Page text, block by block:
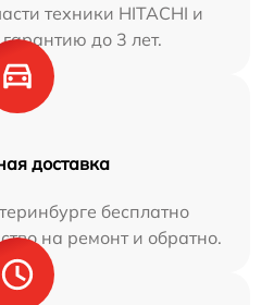
техники HITACHI и
до 3 лет.
доставка
бесплатно
на ремонт и обратно.